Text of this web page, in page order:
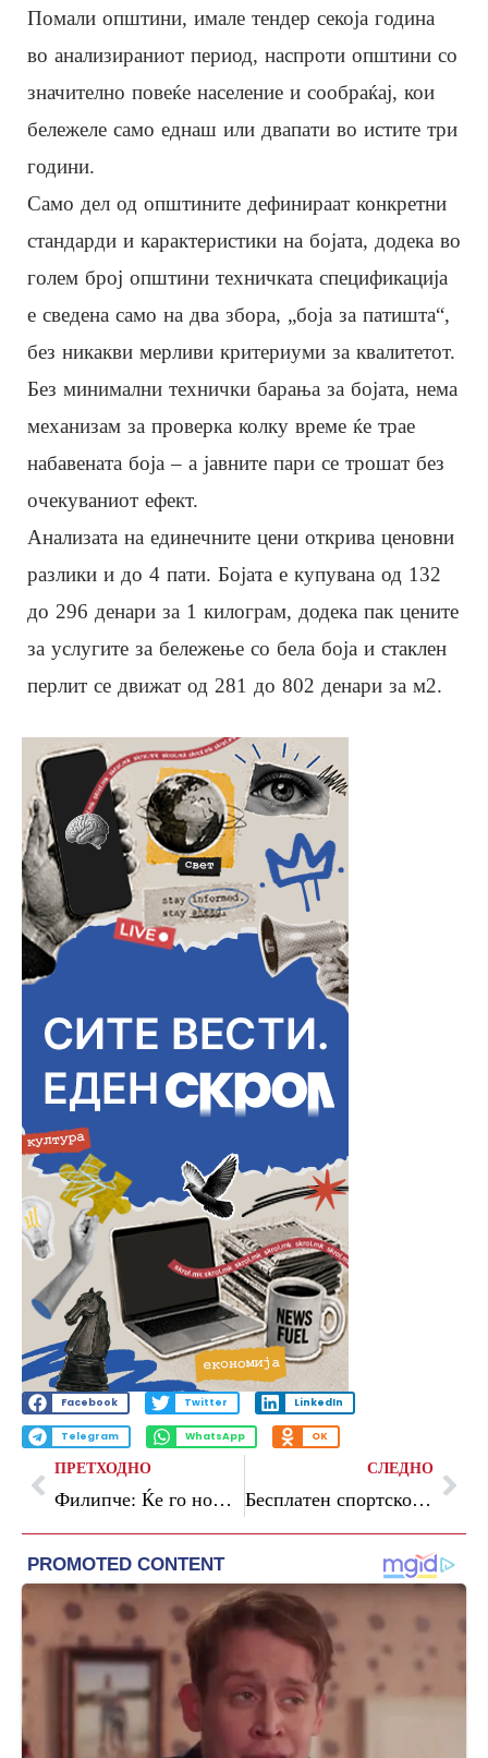
Помали општини, имале тендер секоја година
во анализираниот период, наспроти општини со
значително повеќе население и сообраќај, кои
бележеле само еднаш или двапати во истите три
години.
Само дел од општините дефинираат конкретни
стандарди и карактеристики на бојата, додека во
голем број општини техничката спецификација
е сведена само на два збора, „боја за патишта“,
без никакви мерливи критериуми за квалитетот.
Без минимални технички барања за бојата, нема
механизам за проверка колку време ќе трае
набавената боја – а јавните пари се трошат без
очекуваниот ефект.
Анализата на единечните цени открива ценовни
разлики и до 4 пати. Бојата е купувана од 132
до 296 денари за 1 килограм, додека пак цените
за услугите за бележење со бела боја и стаклен
перлит се движат од 281 до 802 денари за м2.
Facebook Twitter LinkedIn
Telegram WhatsApp OK
ПРЕТХОДНО
Филипче: Ќе го номинирам Горан Герасимовски за нов потпретседател на СДСМ
СЛЕДНО
Бесплатен спортско-едукативен камп за ученици од социјален ризик и талентирани спортисти од Кисела Вода